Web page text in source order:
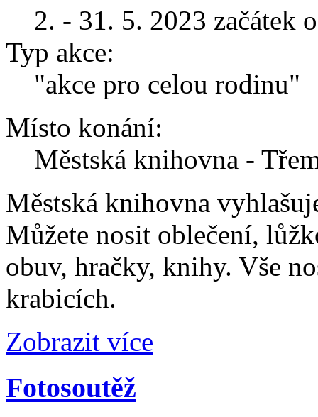
2. - 31. 5. 2023 začátek
Typ akce:
"akce pro celou rodinu"
Místo konání:
Městská knihovna -
Městská knihovna
Můžete nosit oblečení,
obuv, hračky, knihy. Vše
krabicích.
Zobrazit více
Fotosoutěž